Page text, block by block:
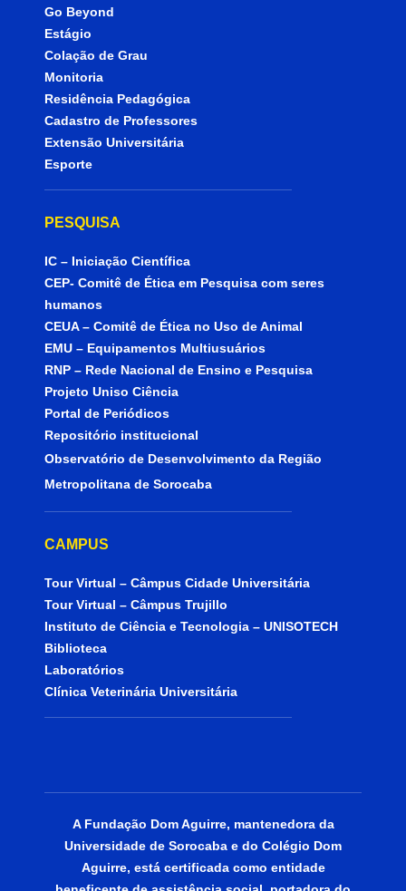
Go Beyond
Estágio
Colação de Grau
Monitoria
Residência Pedagógica
Cadastro de Professores
Extensão Universitária
Esporte
PESQUISA
IC – Iniciação Científica
CEP- Comitê de Ética em Pesquisa com seres
humanos
CEUA – Comitê de Ética no Uso de Animal
EMU – Equipamentos Multiusuários
RNP – Rede Nacional de Ensino e Pesquisa
Projeto Uniso Ciência
Portal de Periódicos
Repositório institucional
Observatório de Desenvolvimento da Região
Metropolitana de Sorocaba
CAMPUS
Tour Virtual – Câmpus Cidade Universitária
Tour Virtual – Câmpus Trujillo
Instituto de Ciência e Tecnologia – UNISOTECH
Biblioteca
Laboratórios
Clínica Veterinária Universitária
A Fundação Dom Aguirre, mantenedora da
Universidade de Sorocaba e do Colégio Dom
Aguirre, está certificada como entidade